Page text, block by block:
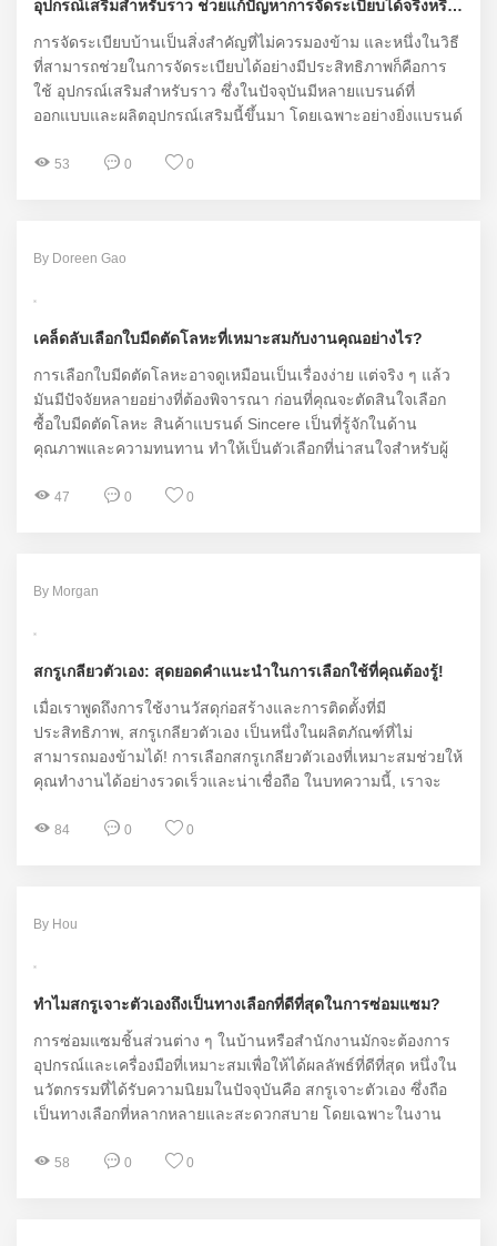
อุปกรณ์เสริมสำหรับราว ช่วยแก้ปัญหาการจัดระเบียบได้จริงหรือ?
การจัดระเบียบบ้านเป็นสิ่งสำคัญที่ไม่ควรมองข้าม และหนึ่งในวิธี
ที่สามารถช่วยในการจัดระเบียบได้อย่างมีประสิทธิภาพก็คือการ
ใช้ อุปกรณ์เสริมสำหรับราว ซึ่งในปัจจุบันมีหลายแบรนด์ที่
ออกแบบและผลิตอุปกรณ์เสริมนี้ขึ้นมา โดยเฉพาะอย่างยิ่งแบรนด์
ระเบียบและต้องการให้พื้นที่ใช้สอยมีประสิทธิภาพมากยิ่งขึ้น
53 0 0
By Doreen Gao
เคล็ดลับเลือกใบมีดตัดโลหะที่เหมาะสมกับงานคุณอย่างไร?
การเลือกใบมีดตัดโลหะอาจดูเหมือนเป็นเรื่องง่าย แต่จริง ๆ แล้ว
มันมีปัจจัยหลายอย่างที่ต้องพิจารณา ก่อนที่คุณจะตัดสินใจเลือก
ซื้อใบมีดตัดโลหะ สินค้าแบรนด์ Sincere เป็นที่รู้จักในด้าน
คุณภาพและความทนทาน ทำให้เป็นตัวเลือกที่น่าสนใจสำหรับผู้
47 0 0
By Morgan
สกรูเกลียวตัวเอง: สุดยอดคำแนะนำในการเลือกใช้ที่คุณต้องรู้!
เมื่อเราพูดถึงการใช้งานวัสดุก่อสร้างและการติดตั้งที่มี
ประสิทธิภาพ, สกรูเกลียวตัวเอง เป็นหนึ่งในผลิตภัณฑ์ที่ไม่
สามารถมองข้ามได้! การเลือกสกรูเกลียวตัวเองที่เหมาะสมช่วยให้
คุณทำงานได้อย่างรวดเร็วและน่าเชื่อถือ ในบทความนี้, เราจะ
ความต้องการของคุณ
84 0 0
By Hou
ทำไมสกรูเจาะตัวเองถึงเป็นทางเลือกที่ดีที่สุดในการซ่อมแซม?
การซ่อมแซมชิ้นส่วนต่าง ๆ ในบ้านหรือสำนักงานมักจะต้องการ
อุปกรณ์และเครื่องมือที่เหมาะสมเพื่อให้ได้ผลลัพธ์ที่ดีที่สุด หนึ่งใน
นวัตกรรมที่ได้รับความนิยมในปัจจุบันคือ สกรูเจาะตัวเอง ซึ่งถือ
เป็นทางเลือกที่หลากหลายและสะดวกสบาย โดยเฉพาะในงาน
บทความนี้ เราจะสำรวจคุณสมบัติและข้อดีของสกรูเจาะตัวเอง
58 0 0